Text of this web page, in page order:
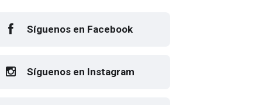
Síguenos en Facebook